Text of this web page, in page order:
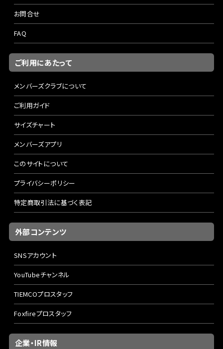
お問合せ
FAQ
ご利用にあたって
メンバーズクラブについて
ご利用ガイド
サイズチャート
メンバーズアプリ
このサイトについて
プライバシーポリシー
特定商取引法に基づく表記
外部コンテンツ
SNSアカウント
YouTubeチャンネル
TIEMCOプロスタッフ
Foxfireプロスタッフ
企業・IR情報